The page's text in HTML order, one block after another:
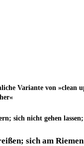
Vari­an­te von »clean
sich nicht gehen
sich am